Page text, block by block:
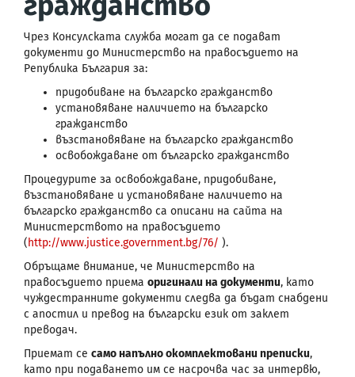
Чрез Консулската служба могат да се подават
документи до Министерство на правосъдието на
Република България за:
придобиване на българско гражданство
установяване наличието на българско
гражданство
възстановяване на българско гражданство
освобождаване от българско гражданство
Процедурите за освобождаване, придобиване,
възстановяване и установяване наличието на
българско гражданство са описани на сайта на
Министерството на правосъдието
(http://www.justice.government.bg/76/ ).
Обръщаме внимание, че Министерство на
правосъдието приема оригинали на документи, като
чуждестранните документи следва да бъдат снабдени
с апостил и превод на български език от заклет
преводач.
Приемат се само напълно окомплектовани преписки,
като при подаването им се насрочва час за интервю,